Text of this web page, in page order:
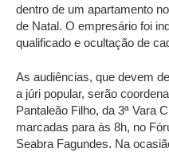
dentro de um apartamento
de Natal. O empresário foi
qualificado e ocultação de
As audiências, que devem
a júri popular, serão
Pantaleão Filho, da 3ª Vara
marcadas para às 8h, no
Seabra Fagundes. Na